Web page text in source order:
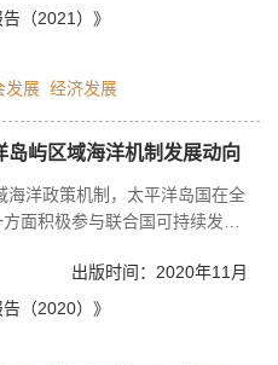
（2021）》
发展 经济发展
岛屿区域海洋机制发展动向
洋政策机制，太平洋岛国在全
面积极参与联合国可持续发展
汇集利益攸关方意见和智慧。
海洋治理进程和气候变化议程
海洋治理新概念的提出，渔业
出版时间：2020年11月
（2020）》